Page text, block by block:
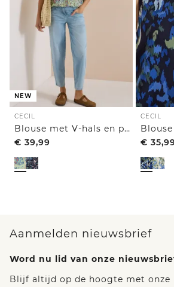
NEW
CECIL
Blouse met V-hals en print
€ 39,99
CECIL
€
Aanmelden nieuwsbrief
Word nu lid van onze
Blijf altijd op de hoogte met onze